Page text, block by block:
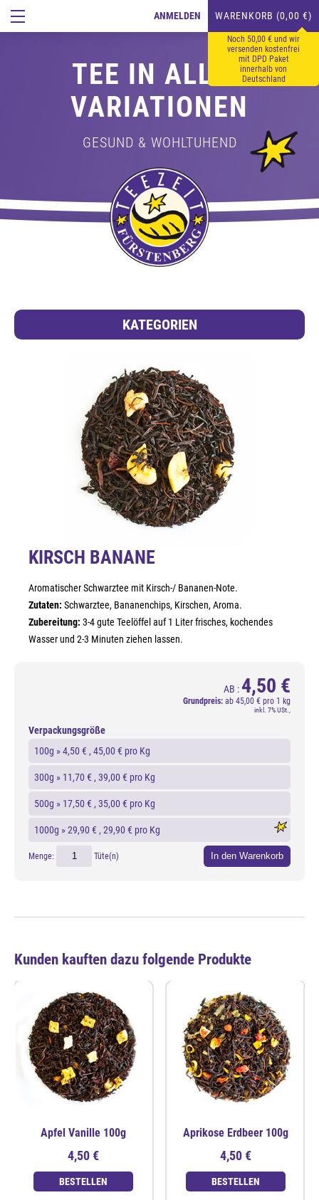
ANMELDEN WARENKORB (0,00 €)
Noch 50,00 € und wir
versenden kostenfrei
mit DPD Paket
innerhalb von
Deutschland
TEE IN ALLEN
VARIATIONEN
GESUND & WOHLTUHEND
KATEGORIEN
KIRSCH BANANE
Aromatischer Schwarztee mit Kirsch-/ Bananen-Note.
Zutaten: Schwarztee, Bananenchips, Kirschen, Aroma.
Zubereitung: 3-4 gute Teelöffel auf 1 Liter frisches, kochendes
Wasser und 2-3 Minuten ziehen lassen.
AB : 4,50 €
Grundpreis: ab 45,00 € pro 1 kg
inkl. 7% USt.,
Verpackungsgröße
100g »4,50 € , 45,00 € pro Kg
300g » 11,70 € , 39,00 € pro Kg
500g » 17,50 € , 35,00 € pro Kg
1000g »29,90 € , 29,90 € pro Kg
Menge: Tüte(n) In den Warenkorb
Kunden kauften dazu folgende Produkte
Apfel Vanille 100g
4,50 €
BESTELLEN
Aprikose Erdbeer 100g
4,50 €
BESTELLEN